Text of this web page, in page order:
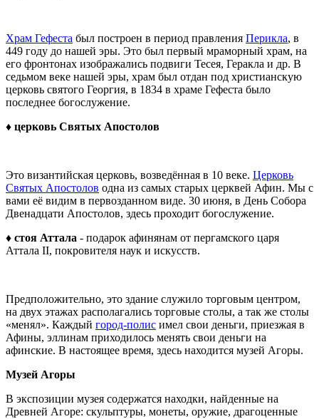
Храм Гефеста был построен в период правления Перикла, в
449 году до нашей эры. Это был первый мраморный храм, на
его фронтонах изображались подвиги Тесея, Геракла и др. В
седьмом веке нашей эры, храм был отдан под христианскую
церковь святого Георгия, в 1834 в храме Гефеста было
последнее богослужение.
♦ церковь Святых Апостолов
Это византийская церковь, возведённая в 10 веке. Церковь
Святых Апостолов одна из самых старых церквей Афин. Мы с
вами её видим в первозданном виде. 30 июня, в День Собора
Двенадцати Апостолов, здесь проходит богослужение.
♦ стоя Аттала - подарок афинянам от пергамского царя
Аттала II, покровителя наук и искусств.
Предположительно, это здание служило торговым центром,
на двух этажах располагались торговые столы, а так же столы
«менял». Каждый город-полис имел свои деньги, приезжая в
Афины, эллинам приходилось менять свои деньги на
афинские. В настоящее время, здесь находится музей Агоры.
Музей Агоры
В экспозиции музея содержатся находки, найденные на
Древней Агоре: скульптуры, монеты, оружие, драгоценные